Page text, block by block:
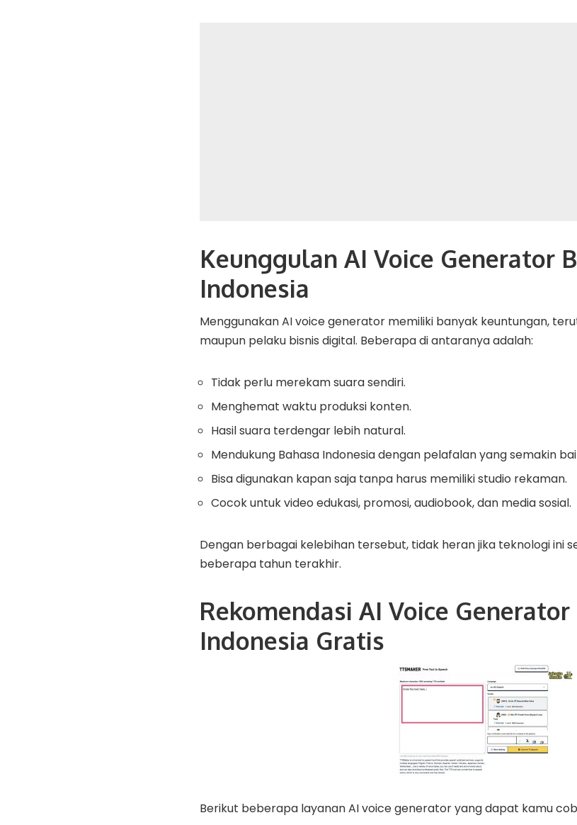
Keunggulan AI Voice Generator
Indonesia
Menggunakan AI voice generator memiliki banyak keuntungan,
maupun pelaku bisnis digital. Beberapa di antaranya adalah:
Tidak perlu merekam suara sendiri.
Menghemat waktu produksi konten.
Hasil suara terdengar lebih natural.
Mendukung Bahasa Indonesia dengan pelafalan yang semakin
Bisa digunakan kapan saja tanpa harus memiliki studio rekaman.
Cocok untuk video edukasi, promosi, audiobook, dan media sosial.
Dengan berbagai kelebihan tersebut, tidak heran jika teknologi ini
beberapa tahun terakhir.
Rekomendasi AI Voice Generator
Indonesia Gratis
Berikut beberapa layanan AI voice generator yang dapat kamu